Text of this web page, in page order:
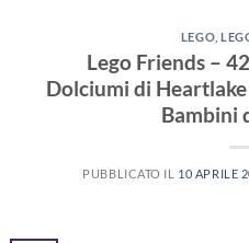
LEGO ,
Lego Friends –
Dolciumi di
Bambini
PUBBLICATO IL 10 APRILE